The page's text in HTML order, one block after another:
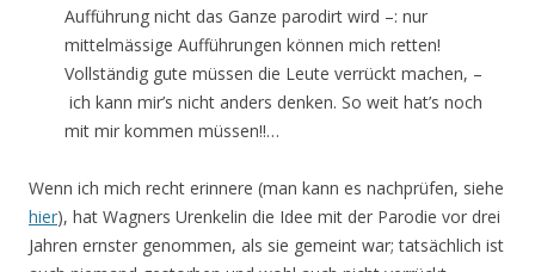
Aufführung nicht das Ganze parodirt wird –: nur
mittelmässige Aufführungen können mich retten!
Vollständig gute müssen die Leute verrückt machen, –
ich kann mir’s nicht anders denken. So weit hat’s noch
mit mir kommen müssen!!…
Wenn ich mich recht erinnere (man kann es nachprüfen, siehe
hier), hat Wagners Urenkelin die Idee mit der Parodie vor drei
Jahren ernster genommen, als sie gemeint war; tatsächlich ist